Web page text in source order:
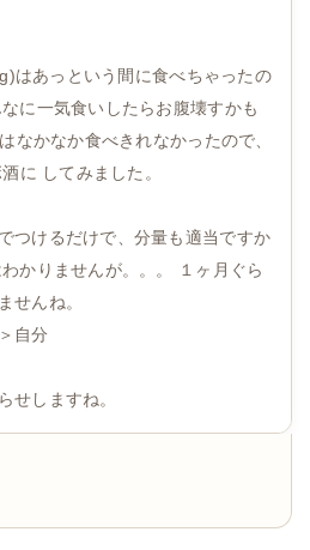
はあっという間に食べちゃったの
に一気食いしたらお腹壊すかも
なかなか食べきれなかったので、
に してみました。
つけるだけで、分量も適当ですか
かりませんが。。。 １ヶ月ぐら
せんね。
自分
せしますね。